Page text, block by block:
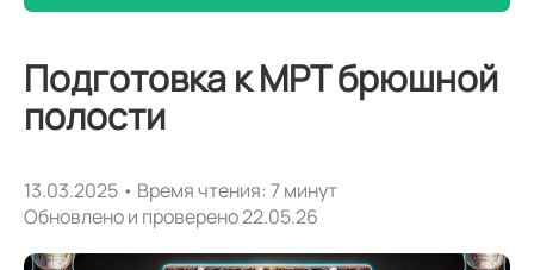
Подготовка к МРТ брюшной
полости
13.03.2025 • Время чтения: 7 минут
Обновлено и проверено 22.05.26